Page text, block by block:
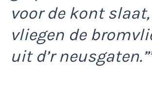
voor de kont
vliegen de
uit d’r neusgaten.”’